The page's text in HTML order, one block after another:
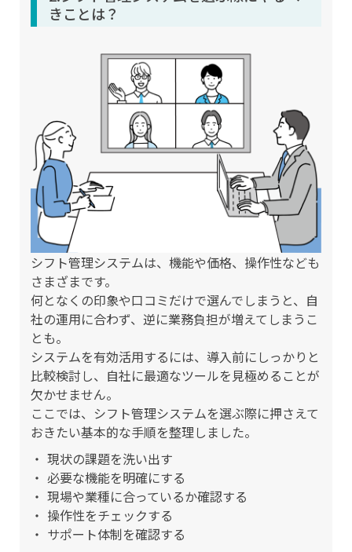
きことは？
シフト管理システムは、機能や価格、操作性なども
さまざまです。
何となくの印象や口コミだけで選んでしまうと、自
社の運用に合わず、逆に業務負担が増えてしまうこ
とも。
システムを有効活用するには、導入前にしっかりと
比較検討し、自社に最適なツールを見極めることが
欠かせません。
ここでは、シフト管理システムを選ぶ際に押さえて
おきたい基本的な手順を整理しました。
現状の課題を洗い出す
必要な機能を明確にする
現場や業種に合っているか確認する
操作性をチェックする
サポート体制を確認する